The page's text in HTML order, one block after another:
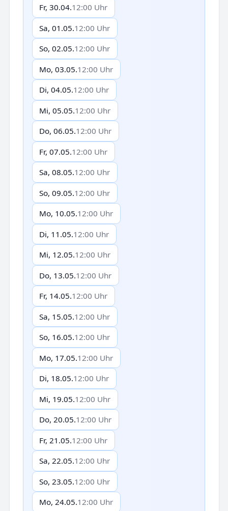
Fr, 30.04.12:00 Uhr
Sa, 01.05.12:00 Uhr
So, 02.05.12:00 Uhr
Mo, 03.05.12:00 Uhr
Di, 04.05.12:00 Uhr
Mi, 05.05.12:00 Uhr
Do, 06.05.12:00 Uhr
Fr, 07.05.12:00 Uhr
Sa, 08.05.12:00 Uhr
So, 09.05.12:00 Uhr
Mo, 10.05.12:00 Uhr
Di, 11.05.12:00 Uhr
Mi, 12.05.12:00 Uhr
Do, 13.05.12:00 Uhr
Fr, 14.05.12:00 Uhr
Sa, 15.05.12:00 Uhr
So, 16.05.12:00 Uhr
Mo, 17.05.12:00 Uhr
Di, 18.05.12:00 Uhr
Mi, 19.05.12:00 Uhr
Do, 20.05.12:00 Uhr
Fr, 21.05.12:00 Uhr
Sa, 22.05.12:00 Uhr
So, 23.05.12:00 Uhr
Mo, 24.05.12:00 Uhr